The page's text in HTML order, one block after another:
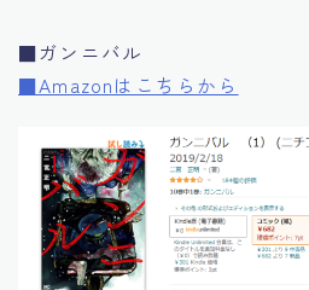
■ガンニバル
■Amazonはこちらから